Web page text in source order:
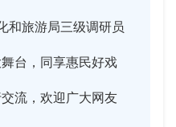
和旅游局三级调研员
台，同享惠民好戏
流，欢迎广大网友